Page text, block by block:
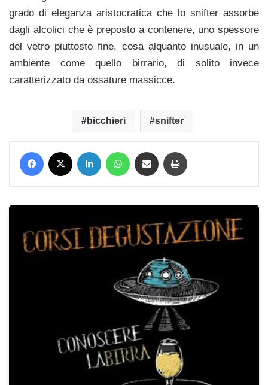
grado di eleganza aristocratica che lo snifter assorbe
dagli alcolici che è preposto a contenere, uno spessore
del vetro piuttosto fine, cosa alquanto inusuale, in un
ambiente come quello birrario, di solito invece
caratterizzato da ossature massicce.
bicchieri snifter
Facebook LinkedIn WhatsApp Condividi via mail